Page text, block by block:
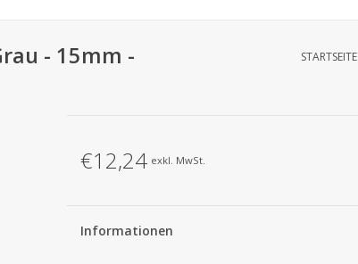
- 15mm -
STARTSEITE
€12,24 exkl. MwSt.
Informationen